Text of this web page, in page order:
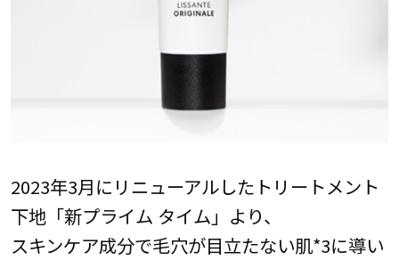
2023年3月にリニューアルしたトリートメント
下地「新プライム タイム」より、
スキンケア成分で毛穴が目立たない肌*3に導い